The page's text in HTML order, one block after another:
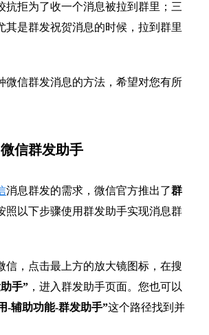
抗拒为了收一个消息被拉到群里；三
其是群发祝贺消息的时候，拉到群里
微信群发消息的方法，希望对您有所
信群发助手
消息群发的需求，微信官方推出了群
照以下步骤使用群发助手实现消息群
信，点击最上方的放大镜图标，在搜
手” ，进入群发助手页面。您也可以
-辅助功能-群发助手”这个路径找到并